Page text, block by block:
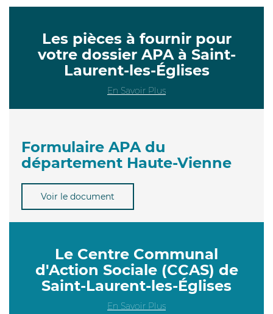
Les pièces à fournir pour
votre dossier APA à Saint-
Laurent-les-Églises
En Savoir Plus
Formulaire APA du
département Haute-Vienne
Voir le document
Le Centre Communal
d'Action Sociale (CCAS) de
Saint-Laurent-les-Églises
En Savoir Plus